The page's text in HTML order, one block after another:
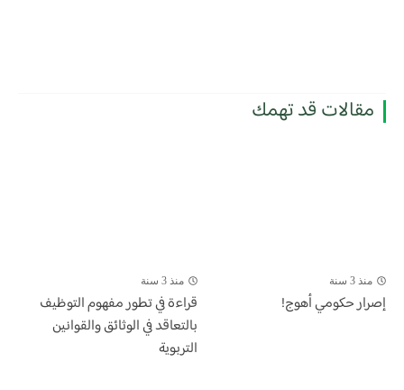
مقالات قد تهمك
منذ 3 سنة
إصرار حكومي أهوج!
منذ 3 سنة
قراءة في تطور مفهوم التوظيف
بالتعاقد في الوثائق والقوانين
التربوية